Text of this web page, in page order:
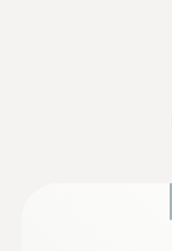
Three
Robust,